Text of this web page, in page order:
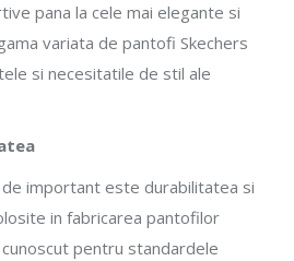
pana la cele mai elegante si
variata de pantofi Skechers
si necesitatile de stil ale
important este durabilitatea si
in fabricarea pantofilor
pentru standardele